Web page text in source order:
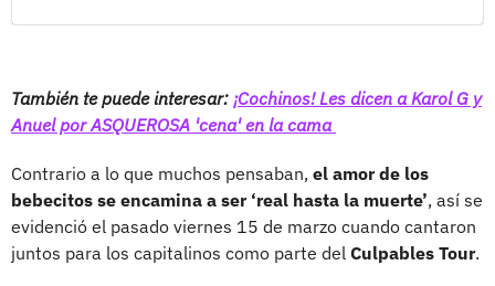
También te puede interesar: ¡Cochinos! Les dicen a Karol G y
Anuel por ASQUEROSA 'cena' en la cama
Contrario a lo que muchos pensaban, el amor de los
bebecitos se encamina a ser ‘real hasta la muerte’, así se
evidenció el pasado viernes 15 de marzo cuando cantaron
juntos para los capitalinos como parte del Culpables Tour.